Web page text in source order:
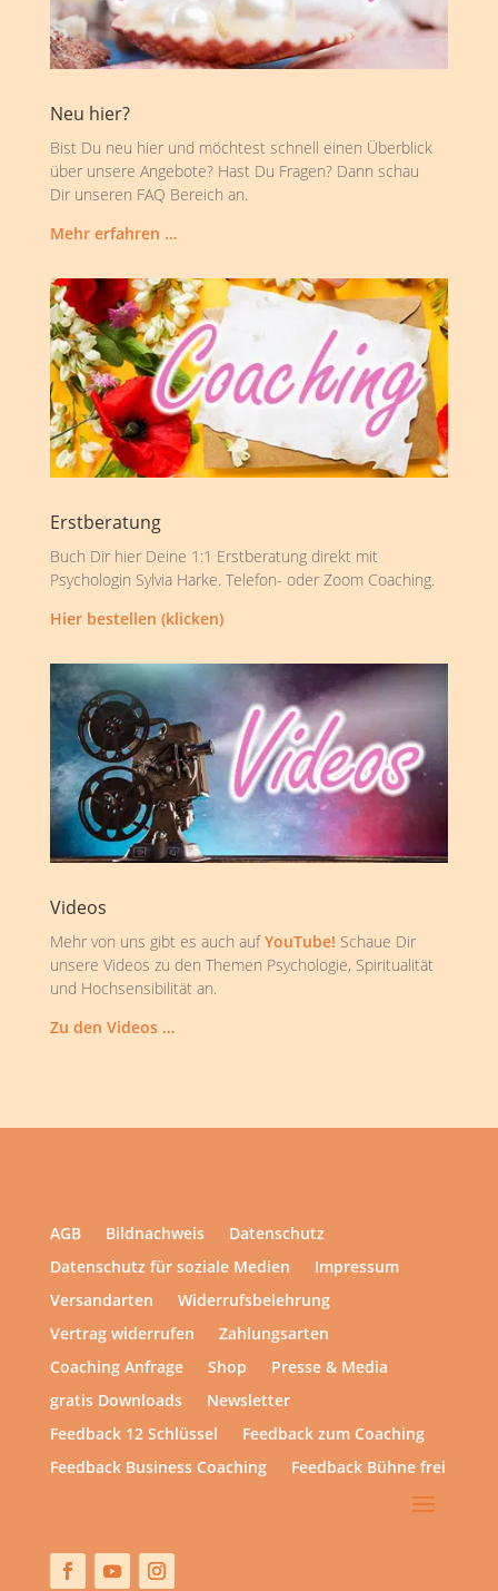
Neu hier?
Bist Du neu hier und möchtest schnell einen Überblick
über unsere Angebote? Hast Du Fragen? Dann schau
Dir unseren FAQ Bereich an.
Mehr erfahren …
Erstberatung
Buch Dir hier Deine 1:1 Erstberatung direkt mit
Psychologin Sylvia Harke. Telefon- oder Zoom Coaching.
Hier bestellen (klicken)
Videos
Mehr von uns gibt es auch aufYouTube! Schaue Dir
unsere Videos zu den Themen Psychologie, Spiritualität
und Hochsensibilität an.
Zu den Videos …
AGB Bildnachweis
Datenschutz
Datenschutz für soziale Medien
Impressum
Versandarten
Widerrufsbelehrung
Vertrag widerrufen
Zahlungsarten
Coaching Anfrage
Shop
Presse & Media
gratis Downloads
Newsletter
Feedback 12 Schlüssel
Feedback zum Coaching
Feedback Business Coaching
Feedback Bühne frei